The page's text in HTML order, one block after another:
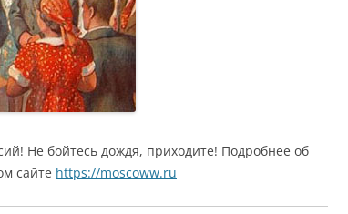
Не бойтесь дождя, приходите! Подробнее об
сайте https://moscoww.ru